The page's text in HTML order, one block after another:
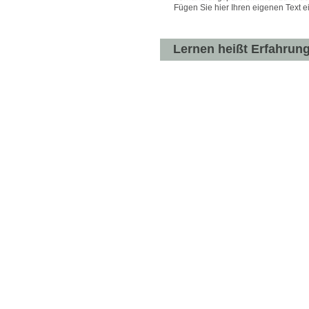
Fügen Sie hier Ihren eigenen Text
Lernen heißt